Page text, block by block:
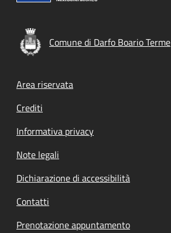
Comune di Darfo Boario Terme
Footer menu
Area riservata
Crediti
Informativa privacy
Note legali
Dichiarazione di accessibilità
Contatti
Prenotazione appuntamento